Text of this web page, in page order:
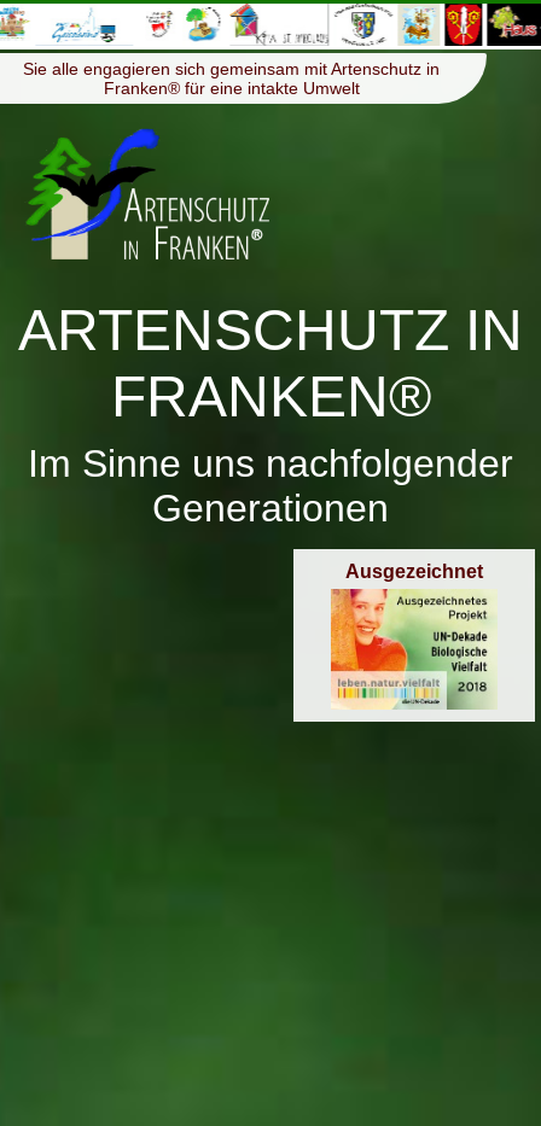
Menü ≡
Sie alle engagieren sich gemeinsam mit Artenschutz in
Franken® für eine intakte Umwelt
ARTENSCHUTZ IN
FRANKEN®
Im Sinne uns nachfolgender
Generationen
Ausgezeichnet